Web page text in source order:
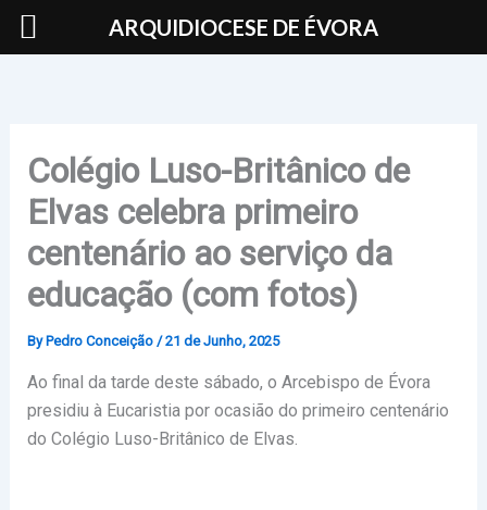
Skip
Colégio Luso-Britânico de
Elvas celebra primeiro
centenário ao serviço da
educação (com fotos)
By Pedro Conceição /21 de Junho, 2025
Ao final da tarde deste sábado, o Arcebispo de Évora
presidiu à Eucaristia por ocasião do primeiro centenário
do Colégio Luso-Britânico de Elvas.
ARQUIDIOCESE DE ÉVORA